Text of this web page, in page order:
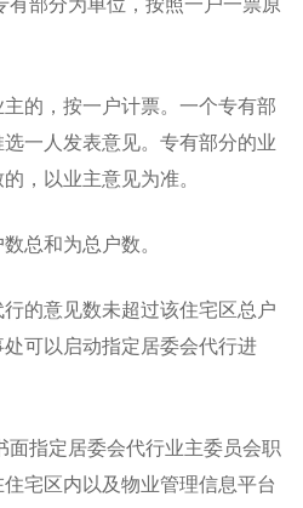
部分为单位，按照一户一票原
，按一户计票。一个专有部
一人发表意见。专有部分的业
，以业主意见为准。
总和为总户数。
意见数未超过该住宅区总户
可以启动指定居委会代行进
指定居委会代行业主委员会职
宅区内以及物业管理信息平台